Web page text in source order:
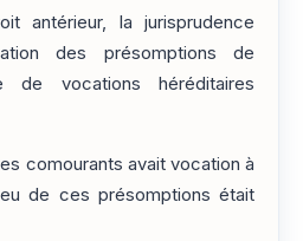
antérieur, la jurisprudence
des présomptions de
de vocations héréditaires
comourants avait vocation à
de ces présomptions était